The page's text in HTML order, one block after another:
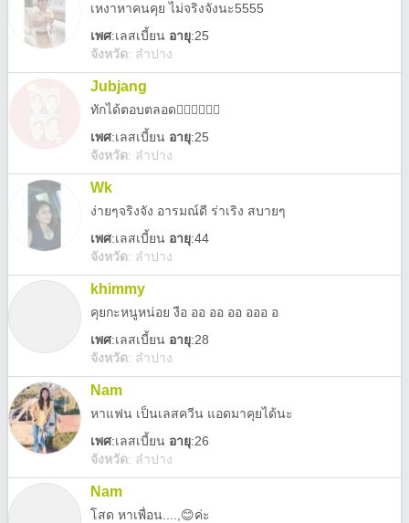
เหงาหาคนคุย ไม่จริงจังนะ5555
เพศ:เลสเบี้ยน อายุ:25
จังหวัด: ลำปาง
Jubjang
ทักได้ตอบตลอด👌🏻👌🏻👌🏻
เพศ:เลสเบี้ยน อายุ:25
จังหวัด: ลำปาง
Wk
ง่ายๆจริงจัง อารมณ์ดี ร่าเริง สบายๆ
เพศ:เลสเบี้ยน อายุ:44
จังหวัด: ลำปาง
khimmy
คุยกะหนูหน่อย งือ ออ ออ ออ อออ อ
เพศ:เลสเบี้ยน อายุ:28
จังหวัด: ลำปาง
Nam
หาแฟน เป็นเลสควีน แอดมาคุยได้นะ
เพศ:เลสเบี้ยน อายุ:26
จังหวัด: ลำปาง
Nam
โสด หาเพื่อน....,😊ค่ะ